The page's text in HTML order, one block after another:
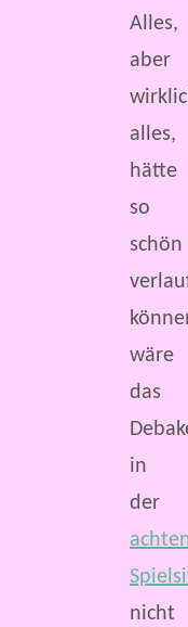
Alles,
aber
alles,
hätte
so
schön
wäre
das
in
der
nicht